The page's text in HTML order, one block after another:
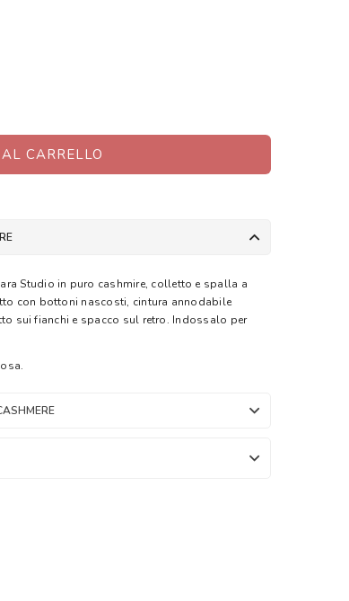
CARRELLO
Studio in puro cashmire, colletto e spalla a
con bottoni nascosti, cintura annodabile
sui fianchi e spacco sul retro. Indossalo per